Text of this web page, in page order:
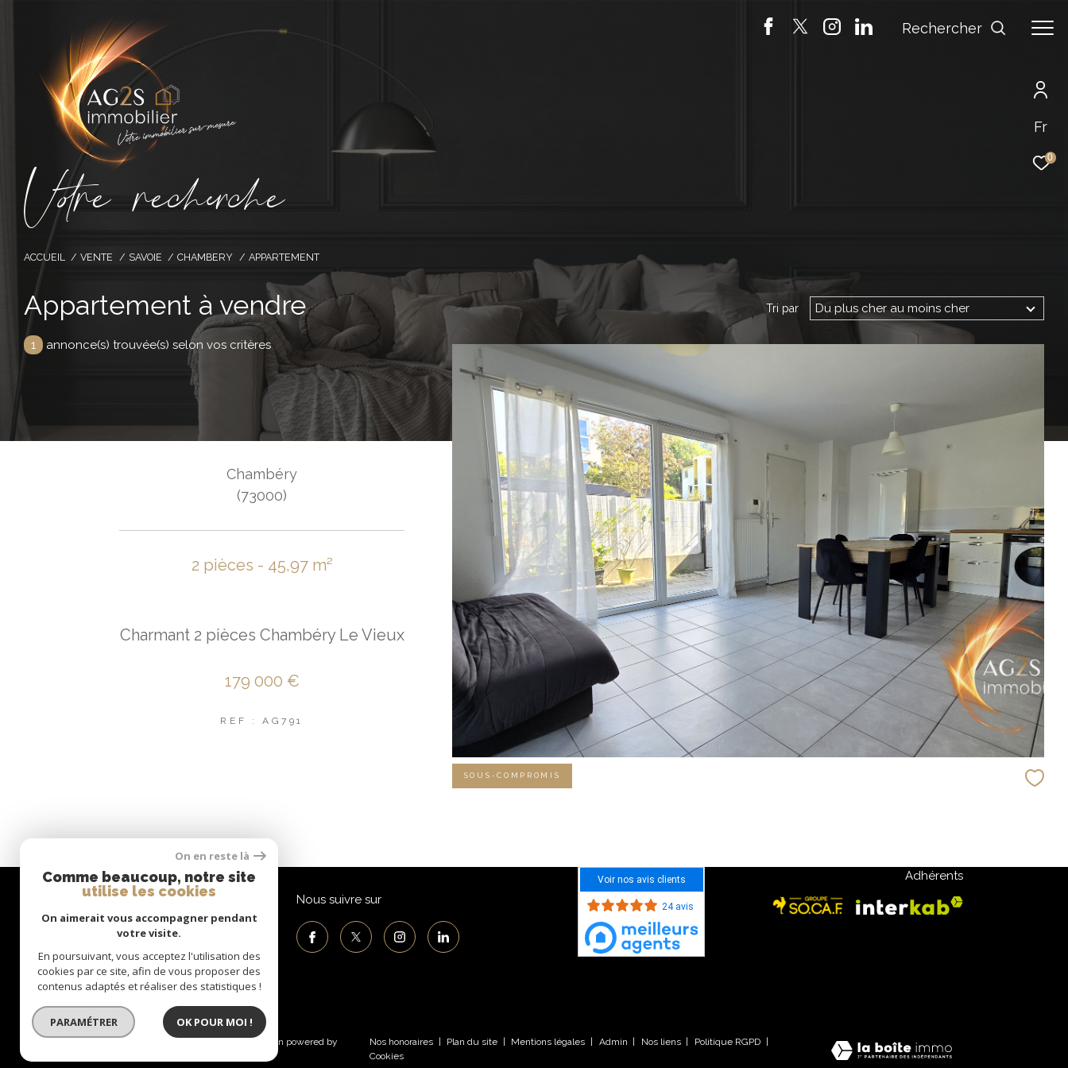
Fr
0
Rechercher
Vore recece
ACCUEIL VENTE SAVOIE CHAMBERY APPARTEMENT
Appartement à vendre
1 annonce(s) trouvée(s) selon vos critères
Tri par Du plus cher au moins cher
Chambéry
(73000)
2 pièces - 45,97 m²
Charmant 2 pièces Chambéry Le Vieux
179 000 €
REF : AG791
SOUS-COMPROMIS
AG2S Immobilier
04 76 98 49 96
contact@ag2s-immobilier.fr
18 rue Laurent Gayet
38530 pontcharra
Nous suivre sur
Voir nos avis clients
24 avis
Adhérents
© 2026 | Tous droits réservés | Traduction powered by
Nos honoraires Plan du site Mentions légales Admin Nos liens
Politique RGPD
Cookies
On en reste là
Comme beaucoup, notre site
utilise les cookies
On aimerait vous accompagner pendant
votre visite.
En poursuivant, vous acceptez l'utilisation des
cookies par ce site, afin de vous proposer des
contenus adaptés et réaliser des statistiques !
PARAMÉTRER OK POUR MOI !